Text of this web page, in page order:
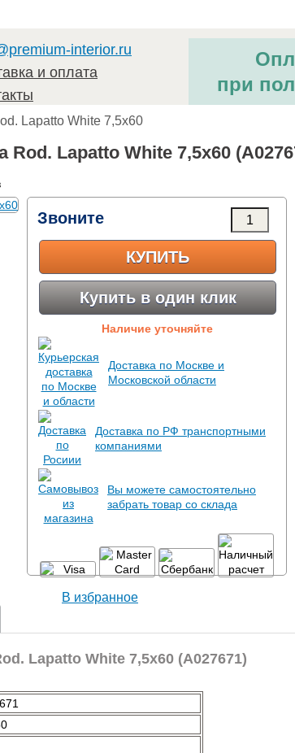
interior.ru
и оплата
при
Lapatto White 7,5x60
Rod. Lapatto White 7,5x60
Звоните
КУПИТЬ
Купить в один клик
Наличие уточняйте
Доставка по Москве и
Московской области
Доставка по РФ транспортными
компаниями
Вы можете самостоятельно
забрать товар со склада
В избранное
Lapatto White 7,5x60 (A027671)